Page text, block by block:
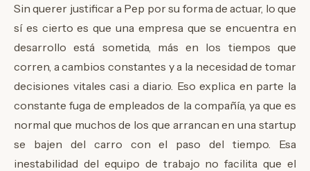
Sin querer justificar a Pep por su forma de actuar, lo que
sí es cierto es que una empresa que se encuentra en
desarrollo está sometida, más en los tiempos que
corren, a cambios constantes y a la necesidad de tomar
decisiones vitales casi a diario. Eso explica en parte la
constante fuga de empleados de la compañía, ya que es
normal que muchos de los que arrancan en una startup
se bajen del carro con el paso del tiempo. Esa
inestabilidad del equipo de trabajo no facilita que el